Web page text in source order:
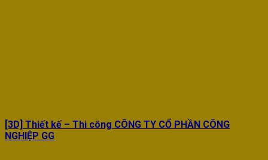
[3D] Thiết kế – Thi công CÔNG TY CỔ PHẦN CÔNG
NGHIỆP GG